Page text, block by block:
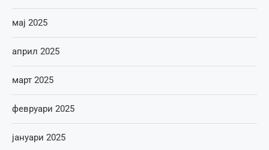
мај 2025
април 2025
март 2025
февруари 2025
јануари 2025